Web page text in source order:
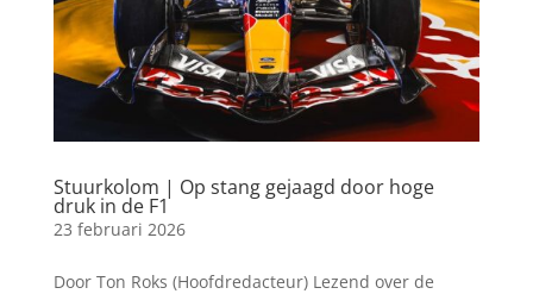
Stuurkolom | Op stang gejaagd door hoge
druk in de F1
23 februari 2026
Door Ton Roks (Hoofdredacteur) Lezend over de